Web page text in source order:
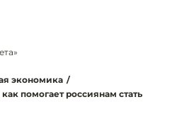
экономика /
помогает россиянам стать